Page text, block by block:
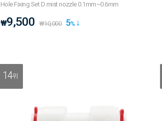
Hole Fixing Set D mist nozzle 0.1mm~0.6mm
₩9,500 ₩10,000 5%
14위